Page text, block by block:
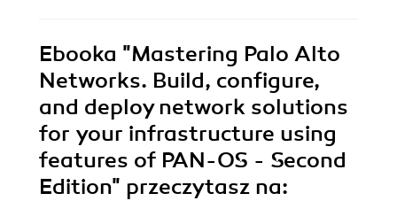
Ebooka "Mastering Palo Alto
Networks. Build, configure,
and deploy network solutions
for your infrastructure using
features of PAN-OS - Second
Edition" przeczytasz na: